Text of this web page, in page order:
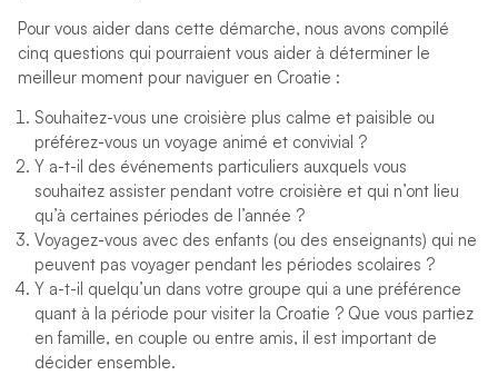
Pour vous aider dans cette démarche, nous avons compilé
cinq questions qui pourraient vous aider à déterminer le
meilleur moment pour naviguer en Croatie :
Souhaitez-vous une croisière plus calme et paisible ou
préférez-vous un voyage animé et convivial ?
Y a-t-il des événements particuliers auxquels vous
souhaitez assister pendant votre croisière et qui n’ont lieu
qu’à certaines périodes de l’année ?
Voyagez-vous avec des enfants (ou des enseignants) qui ne
peuvent pas voyager pendant les périodes scolaires ?
Y a-t-il quelqu’un dans votre groupe qui a une préférence
quant à la période pour visiter la Croatie ? Que vous partiez
en famille, en couple ou entre amis, il est important de
décider ensemble.